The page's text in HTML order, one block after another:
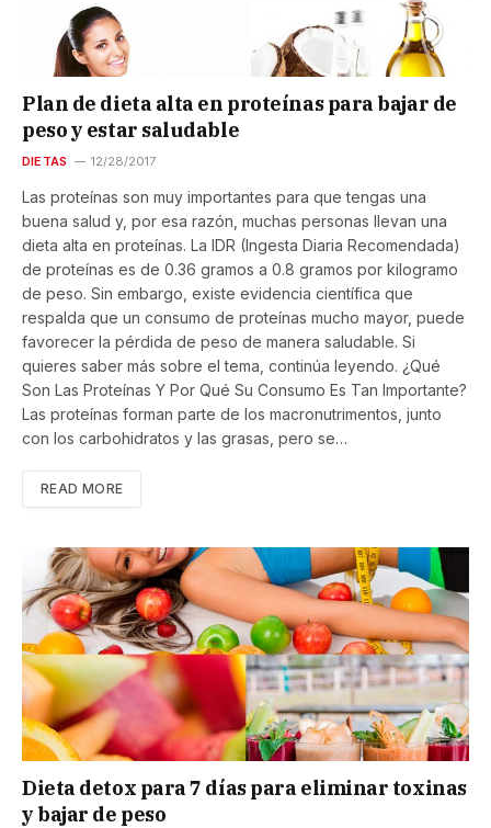
Plan de dieta alta en proteínas para bajar de
peso y estar saludable
DIETAS 12/28/2017
Las proteínas son muy importantes para que tengas una
buena salud y, por esa razón, muchas personas llevan una
dieta alta en proteínas. La IDR (Ingesta Diaria Recomendada)
de proteínas es de 0.36 gramos a 0.8 gramos por kilogramo
de peso. Sin embargo, existe evidencia científica que
respalda que un consumo de proteínas mucho mayor, puede
favorecer la pérdida de peso de manera saludable. Si
quieres saber más sobre el tema, continúa leyendo. ¿Qué
Son Las Proteínas Y Por Qué Su Consumo Es Tan Importante?
Las proteínas forman parte de los macronutrimentos, junto
con los carbohidratos y las grasas, pero se…
READ MORE
Dieta detox para 7 días para eliminar toxinas
y bajar de peso